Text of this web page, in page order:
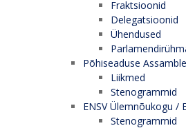
Fraktsioonid
Delegatsioonid
Ühendused
Põhiseaduse
Liikmed
Stenogrammid
ENSV Ülemnõukogu /
Stenogrammid